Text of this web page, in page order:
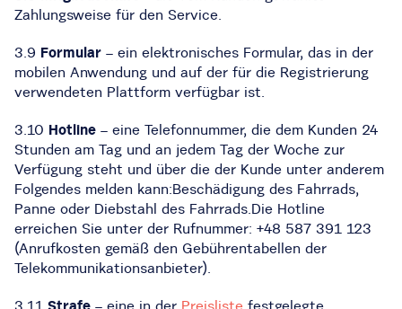
Zahlungsweise für den Service.
3.9 Formular – ein elektronisches Formular, das in der
mobilen Anwendung und auf der für die Registrierung
verwendeten Plattform verfügbar ist.
3.10 Hotline – eine Telefonnummer, die dem Kunden 24
Stunden am Tag und an jedem Tag der Woche zur
Verfügung steht und über die der Kunde unter anderem
Folgendes melden kann:Beschädigung des Fahrrads,
Panne oder Diebstahl des Fahrrads.Die Hotline
erreichen Sie unter der Rufnummer: +48 587 391 123
(Anrufkosten gemäß den Gebührentabellen der
Telekommunikationsanbieter).